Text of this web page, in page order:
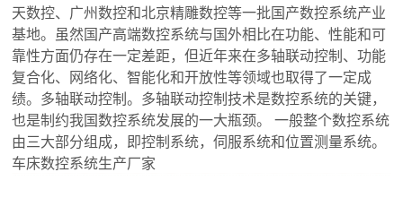
天数控、广州数控和北京精雕数控等一批国产数控系统产业
基地。虽然国产高端数控系统与国外相比在功能、性能和可
靠性方面仍存在一定差距，但近年来在多轴联动控制、功能
复合化、网络化、智能化和开放性等领域也取得了一定成
绩。多轴联动控制。多轴联动控制技术是数控系统的关键，
也是制约我国数控系统发展的一大瓶颈。 一般整个数控系统
由三大部分组成，即控制系统，伺服系统和位置测量系统。
车床数控系统生产厂家